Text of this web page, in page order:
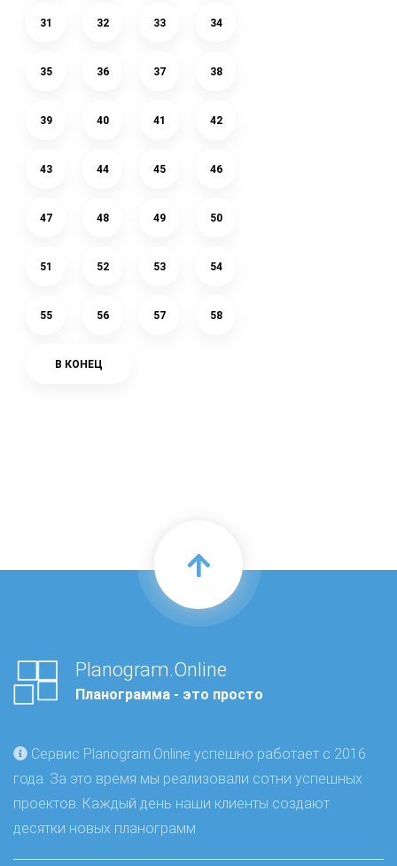
31 32 33 34
35 36 37 38
39 40 41 42
43 44 45 46
47 48 49 50
51 52 53 54
55 56 57 58
В КОНЕЦ
Planogram.Online
Планограмма - это просто
Сервис Planogram.Online успешно работает с 2016
года. За это время мы реализовали сотни успешных
проектов. Каждый день наши клиенты создают
десятки новых планограмм